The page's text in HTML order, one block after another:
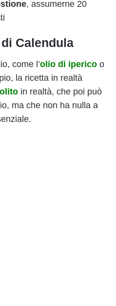
, assumerne 20
Calendula
come l’olio di iperico o
la ricetta in realtà
in realtà, che poi può
ma che non ha nulla a